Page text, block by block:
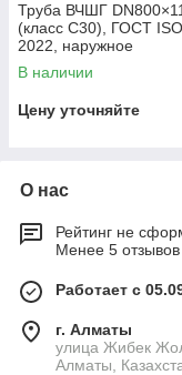
Труба ВЧШГ
(класс C30), ГОСТ
2022, наружное
полиуретановое
внутреннее цементно-
В наличии
Цену уточняйте
О нас
Рейтинг не
Менее 5
Работает с
г. Алматы
улица Жибек
Алматы,